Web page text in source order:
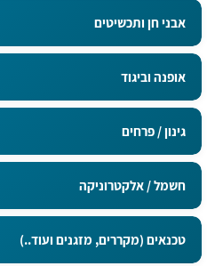
אבני חן ותכשיטים
אופנה וביגוד
גינון / פרחים
חשמל / אלקטרוניקה
טכנאים (מקררים, מזגנים ועוד..)